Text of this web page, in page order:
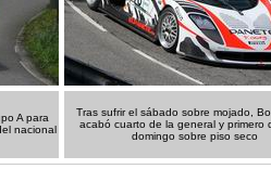
A para
nacional
Tras sufrir el sábado sobre mojado,
acabó cuarto de la general y primero
domingo sobre piso seco